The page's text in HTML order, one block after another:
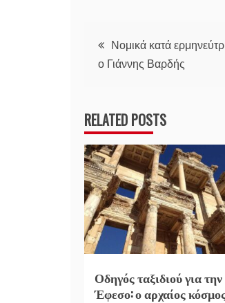
Πλοήγηση
άρθρων
Νομικά κατά
ο Γιάννης Βαρδής
RELATED POSTS
Οδηγός ταξιδιού για την
Έφεσο: ο αρχαίος